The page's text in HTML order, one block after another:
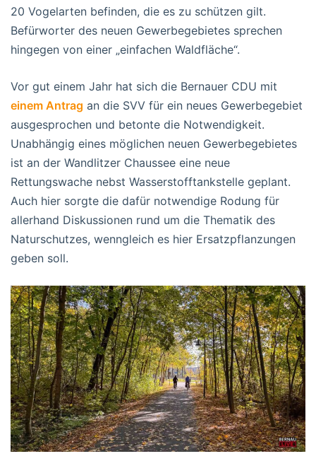
20 Vogelarten befinden, die es zu schützen gilt.
Befürworter des neuen Gewerbegebietes sprechen
hingegen von einer „einfachen Waldfläche“.
Vor gut einem Jahr hat sich die Bernauer CDU mit
einem Antrag an die SVV für ein neues Gewerbegebiet
ausgesprochen und betonte die Notwendigkeit.
Unabhängig eines möglichen neuen Gewerbegebietes
ist an der Wandlitzer Chaussee eine neue
Rettungswache nebst Wasserstofftankstelle geplant.
Auch hier sorgte die dafür notwendige Rodung für
allerhand Diskussionen rund um die Thematik des
Naturschutzes, wenngleich es hier Ersatzpflanzungen
geben soll.